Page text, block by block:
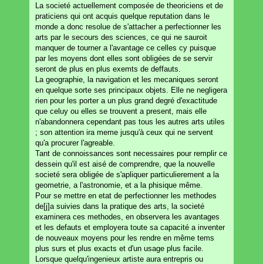
La societé actuellement composée de theoriciens et de
praticiens qui ont acquis quelque reputation dans le
monde a donc resolue de s'attacher a perfectionner les
arts par le secours des sciences, ce qui ne sauroit
manquer de tourner a l'avantage ce celles cy puisque
par les moyens dont elles sont obligées de se servir
seront de plus en plus exemts de deffauts.
La geographie, la navigation et les mecaniques seront
en quelque sorte ses principaux objets. Elle ne negligera
rien pour les porter a un plus grand degré d'exactitude
que celuy ou elles se trouvent a present, mais elle
n'abandonnera cependant pas tous les autres arts utiles
; son attention ira meme jusqu'à ceux qui ne servent
qu'a procurer l'agreable.
Tant de connoissances sont necessaires pour remplir ce
dessein qu'il est aisé de comprendre, que la nouvelle
societé sera obligée de s'apliquer particulierement a la
geometrie, a l'astronomie, et a la phisique même.
Pour se mettre en etat de perfectionner les methodes
de[j]a suivies dans la pratique des arts, la societé
examinera ces methodes, en observera les avantages
et les defauts et employera toute sa capacité a inventer
de nouveaux moyens pour les rendre en même tems
plus surs et plus exacts et d'un usage plus facile.
Lorsque quelqu'ingenieux artiste aura entrepris ou